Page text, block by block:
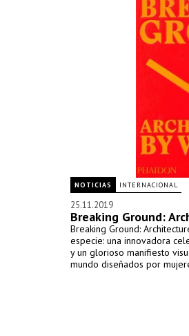
NOTICIAS INTERNACIONAL
25.11.2019
Breaking Ground:
Breaking Ground:
especie: una innovadora
y un glorioso manifiesto
mundo diseñados por